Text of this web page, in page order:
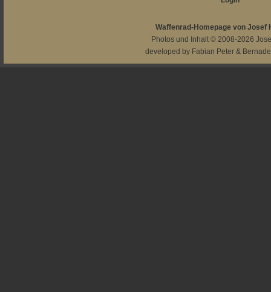
Waffenrad-Homepage von Josef
Photos und Inhalt © 2008-2026
developed by Fabian Peter &